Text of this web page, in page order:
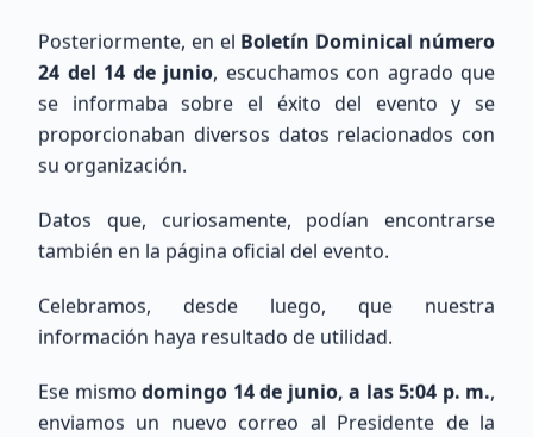
Mapa de Estaciones
Cargando mapa de ubicaciones...
Posteriormente, en el Boletín Dominical número
24 del 14 de junio, escuchamos con agrado que
se informaba sobre el éxito del evento y se
proporcionaban diversos datos relacionados con
su organización.
Datos que, curiosamente, podían encontrarse
también en la página oficial del evento.
Celebramos, desde luego, que nuestra
información haya resultado de utilidad.
Ese mismo domingo 14 de junio, a las 5:04 p. m.,
enviamos un nuevo correo al Presidente de la